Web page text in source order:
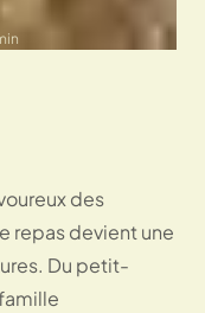
des
repas devient une
Du petit-